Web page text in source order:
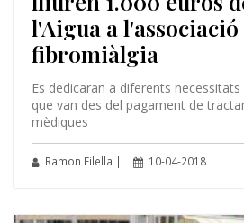
l'Aigua a l'associació
fibromiàlgia
Es dedicaran a diferents
que van des del pagament de
mèdiques
Ramon Filella | 10-04-2018